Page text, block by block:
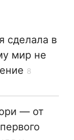
сделала в
мир не
8
— от